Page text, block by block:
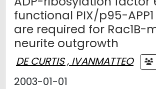
functional PIX/p95-
are required for Rac1B-
neurite outgrowth
DE CURTIS , IVANMATTEO
2003-01-01